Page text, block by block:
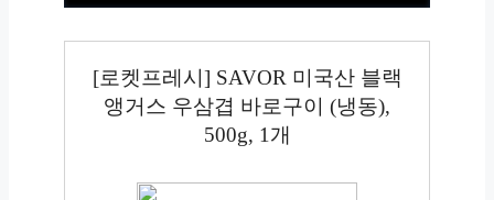
[로켓프레시] SAVOR 미국산 블랙
앵거스 우삼겹 바로구이 (냉동),
500g, 1개